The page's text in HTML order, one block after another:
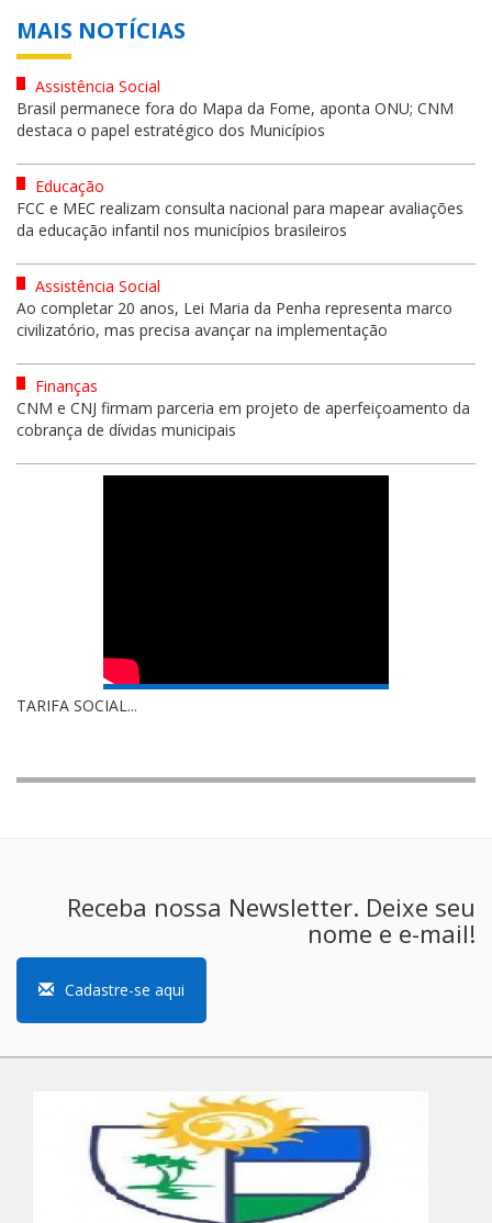
MAIS NOTÍCIAS
Assistência Social
Brasil permanece fora do Mapa da Fome, aponta ONU; CNM
destaca o papel estratégico dos Municípios
Educação
FCC e MEC realizam consulta nacional para mapear avaliações
da educação infantil nos municípios brasileiros
Assistência Social
Ao completar 20 anos, Lei Maria da Penha representa marco
civilizatório, mas precisa avançar na implementação
Finanças
CNM e CNJ firmam parceria em projeto de aperfeiçoamento da
cobrança de dívidas municipais
TARIFA SOCIAL...
Receba nossa Newsletter. Deixe seu
nome e e-mail!
Cadastre-se aqui